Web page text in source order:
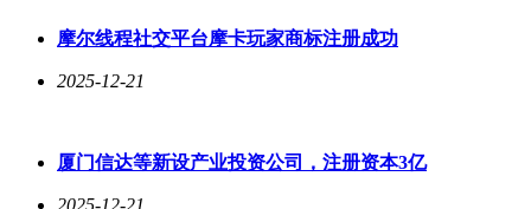
摩尔线程社交平台摩卡玩家商标注册成功
2025-12-21
厦门信达等新设产业投资公司，注册资本3亿
2025-12-21